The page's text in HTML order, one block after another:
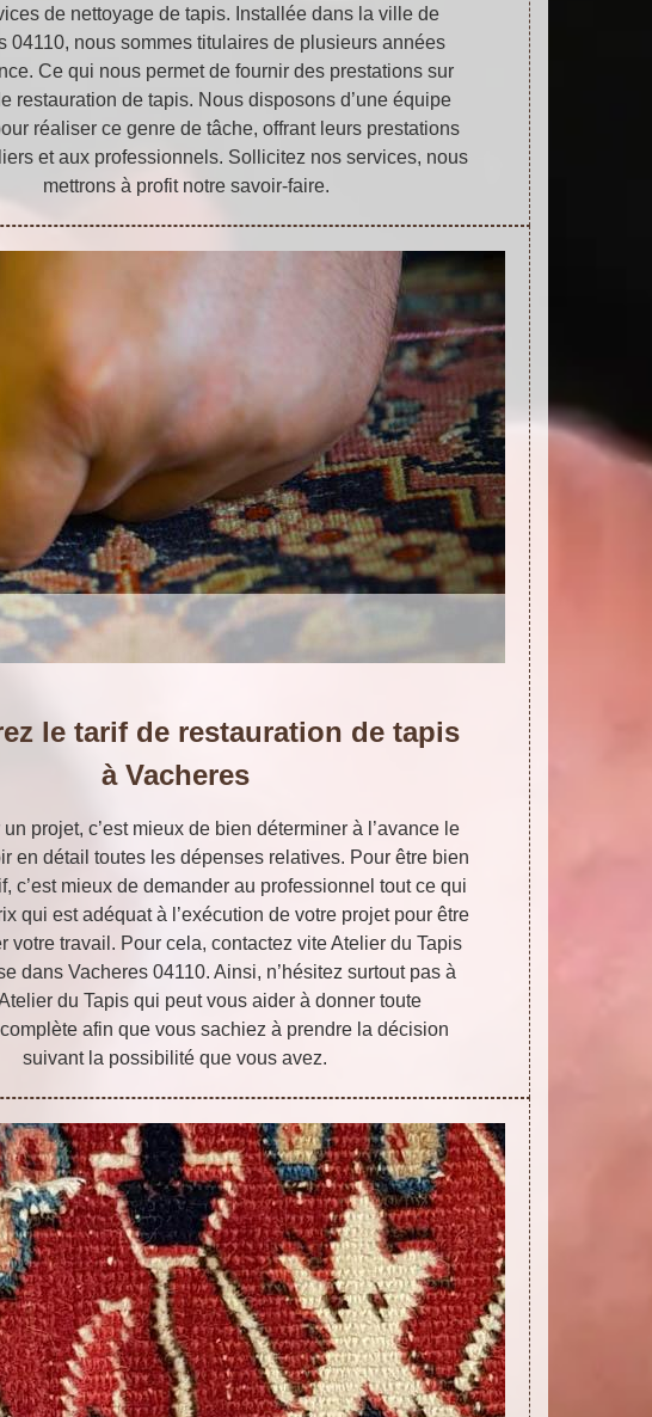
de nettoyage de tapis. Installée dans la ville de
04110, nous sommes titulaires de plusieurs années
Ce qui nous permet de fournir des prestations sur
restauration de tapis. Nous disposons d’une équipe
réaliser ce genre de tâche, offrant leurs prestations
et aux professionnels. Sollicitez nos services, nous
mettrons à profit notre savoir-faire.
le tarif de restauration de tapis
à Vacheres
projet, c’est mieux de bien déterminer à l’avance le
en détail toutes les dépenses relatives. Pour être bien
c’est mieux de demander au professionnel tout ce qui
qui est adéquat à l’exécution de votre projet pour être
votre travail. Pour cela, contactez vite Atelier du Tapis
dans Vacheres 04110. Ainsi, n’hésitez surtout pas à
du Tapis qui peut vous aider à donner toute
afin que vous sachiez à prendre la décision
suivant la possibilité que vous avez.